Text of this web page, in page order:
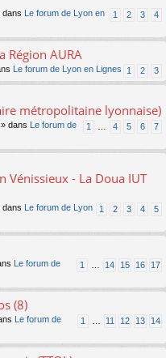
1 2 3 4
dans
Le forum de Lyon en
Région AURA
1 2 3
Le forum de Lyon en Lignes
métropolitaine lyonnaise)
1 4 5 6 7
dans
Le forum de
Vénissieux - La Doua IUT
1 2 3 4 5
dans
Le forum de Lyon
1 14 15 16 17
Le forum de
(8)
1 11 12 13 14
Le forum de